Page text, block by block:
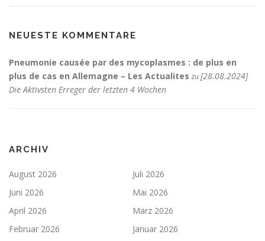
NEUESTE KOMMENTARE
Pneumonie causée par des mycoplasmes : de plus en
plus de cas en Allemagne – Les Actualites zu [28.08.2024]
Die Aktivsten Erreger der letzten 4 Wochen
ARCHIV
August 2026
Juli 2026
Juni 2026
Mai 2026
April 2026
März 2026
Februar 2026
Januar 2026